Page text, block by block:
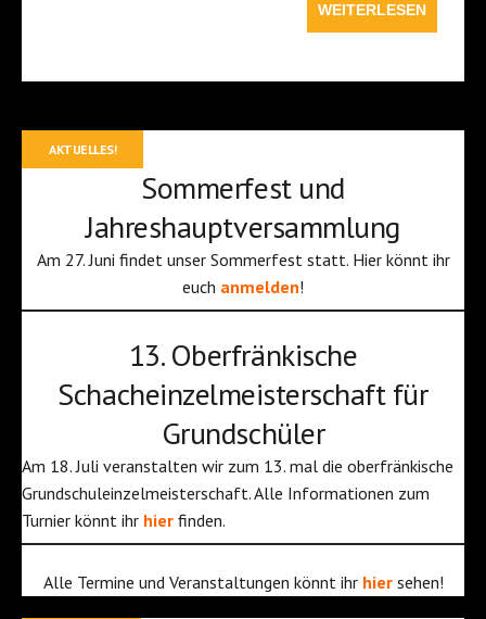
WEITERLESEN
AKTUELLES!
Sommerfest und
Jahreshauptversammlung
Am 27. Juni findet unser Sommerfest statt. Hier könnt ihr
euch anmelden!
13. Oberfränkische
Schacheinzelmeisterschaft für
Grundschüler
Am 18. Juli veranstalten wir zum 13. mal die oberfränkische
Grundschuleinzelmeisterschaft. Alle Informationen zum
Turnier könnt ihr hier finden.
Alle Termine und Veranstaltungen könnt ihr hier sehen!